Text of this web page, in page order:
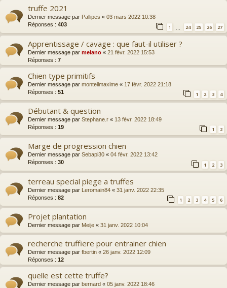
truffe 2021
Dernier message par Pallipes « 03 mars 2022 10:38
Réponses : 403 1 24 25 26 27
Apprentissage / cavage : que faut-il utiliser ?
Dernier message par melano « 21 févr. 2022 15:53
Réponses : 7
Chien type primitifs
Dernier message par monteilmaxime « 17 févr. 2022 21:18
Réponses : 51 1 2 3 4
Débutant & question
Dernier message par Stephane.r « 13 févr. 2022 18:49
Réponses : 19 1 2
Marge de progression chien
Dernier message par Sebapi30 « 04 févr. 2022 13:42
Réponses : 30 1 2 3
terreau special piege a truffes
Dernier message par Leromain84 « 31 janv. 2022 22:35
Réponses : 82 1 2 3 4 5 6
Projet plantation
Dernier message par Meije « 31 janv. 2022 10:04
recherche truffiere pour entrainer chien
Dernier message par fbertin « 26 janv. 2022 12:09
Réponses : 12
quelle est cette truffe?
Dernier message par bernard « 05 janv. 2022 18:46